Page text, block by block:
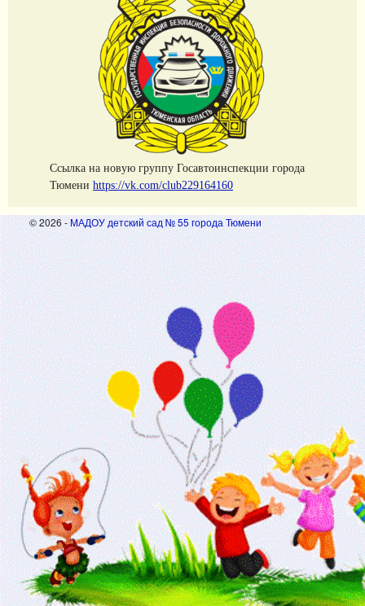
Cсылка на новую группу Госавтоинспекции города
Тюмени https://vk.com/club229164160
© 2026 -МАДОУ детский сад № 55 города Тюмени